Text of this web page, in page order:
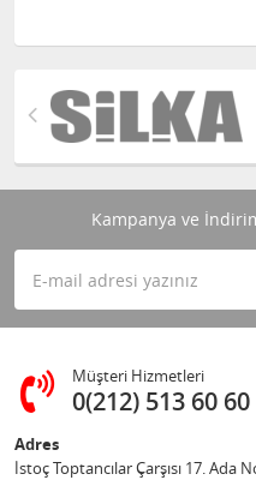
Kampanya ve
Müşteri Hizmetleri
0(212) 513 60 60
Adres
İstoç Toptancılar Çarşısı 17. Ada